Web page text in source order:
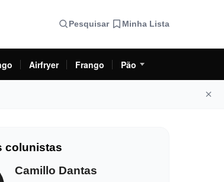
Pesquisar Minha Lista
Airfryer Frango Pão
colunistas
Camillo Dantas